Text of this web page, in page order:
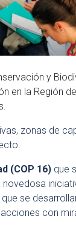
y
en la Región
zonas de
(COP 16) que
se
con